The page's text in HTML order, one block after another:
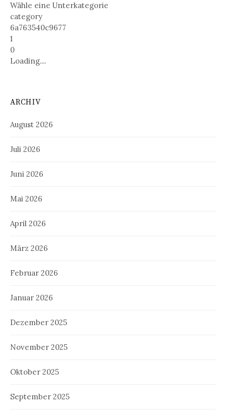
Wähle eine Unterkategorie
category
6a763540c9677
1
0
Loading....
ARCHIV
August 2026
Juli 2026
Juni 2026
Mai 2026
April 2026
März 2026
Februar 2026
Januar 2026
Dezember 2025
November 2025
Oktober 2025
September 2025